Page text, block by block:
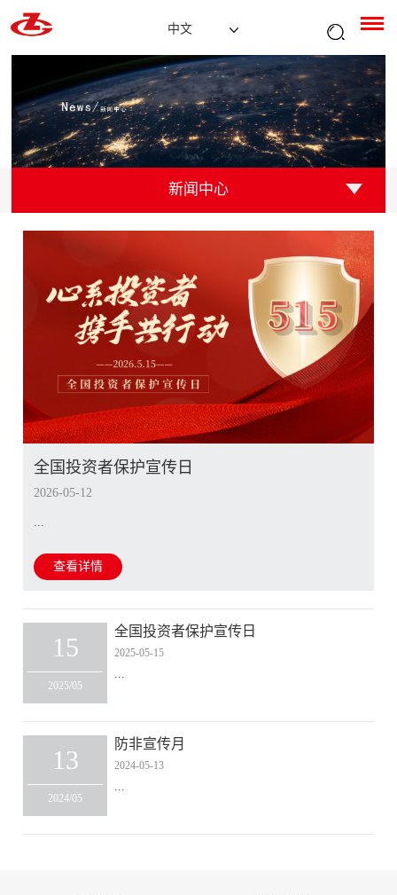
中文
新闻中心
全国投资者保护宣传日
2026-05-12
查看详情
15
2025/05
全国投资者保护宣传日
2025-05-15
13
2024/05
防非宣传月
2024-05-13